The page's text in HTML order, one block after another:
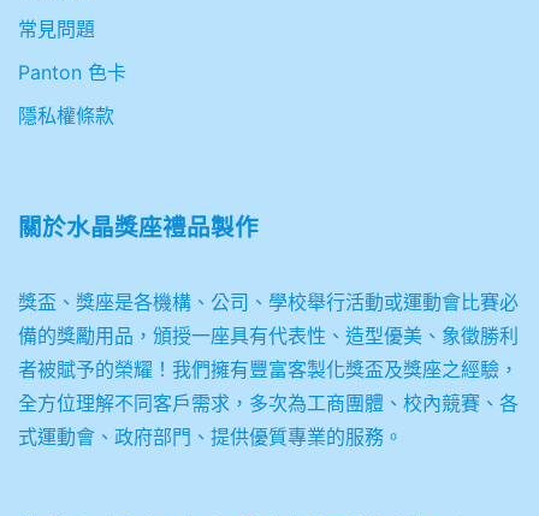
常見問題
Panton 色卡
隱私權條款
關於水晶獎座禮品製作
獎盃、獎座是各機構、公司、學校舉行活動或運動會比賽必
備的獎勵用品，頒授一座具有代表性、造型優美、象徵勝利
者被賦予的榮耀！我們擁有豐富客製化獎盃及獎座之經驗，
全方位理解不同客戶需求，多次為工商團體、校內競賽、各
式運動會、政府部門、提供優質專業的服務。